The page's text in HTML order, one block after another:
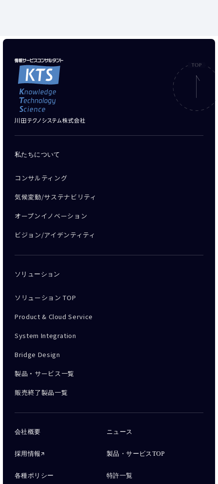
私たちについて
コンサルティング
気候変動/サステナビリティ
オープンイノベーション
ビジョン/アイデンティティ
ソリューション
ソリューション TOP
Product & Cloud Service
System Integration
Bridge Design
製品・サービス一覧
販売終了製品一覧
会社概要 ニュース
採用情報 製品・サービスTOP
各種ポリシー 特許一覧